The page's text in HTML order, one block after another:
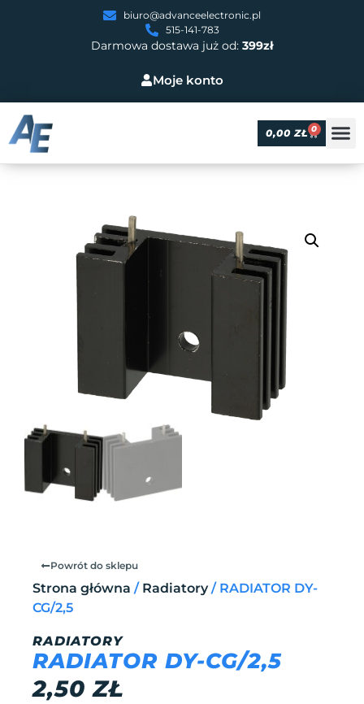
Moje konto
Darmowa dostawa już od: 399zł
biuro@advanceelectronic.pl
515-141-783
0,00 ZŁ 0
Powrót do sklepu
Strona główna / Radiatory/ RADIATOR DY-
CG/2,5
RADIATORY
RADIATOR DY-CG/2,5
2,50ZŁ